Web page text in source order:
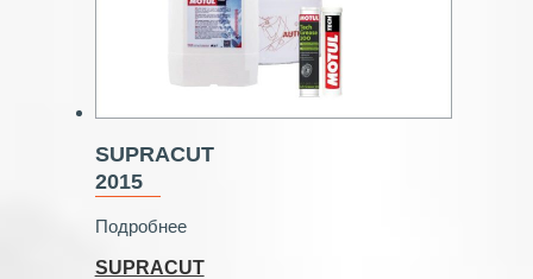
SUPRACUT
2015
Подробнее
SUPRACUT